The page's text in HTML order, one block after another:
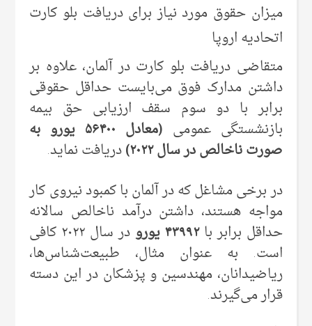
میزان حقوق مورد نیاز برای دریافت بلو کارت
اتحادیه اروپا
متقاضی دریافت بلو کارت در آلمان، علاوه بر
داشتن مدارک فوق می‌بایست حداقل حقوقی
برابر با دو سوم سقف ارزیابی حق بیمه
بازنشستگی عمومی
(معادل ۵۶۴۰۰ یورو به
صورت ناخالص در سال ۲۰۲۲)
دریافت نماید.
در برخی مشاغل که در آلمان با کمبود نیروی کار
مواجه هستند، داشتن درآمد ناخالص سالانه
حداقل برابر با۴۳۹۹۲ یورو
در سال ۲۰۲۲ کافی
است. به عنوان مثال، طبیعت‌شناس‌ها،
ریاضیدانان، مهندسین و پزشکان در این دسته
قرار می‌گیرند.